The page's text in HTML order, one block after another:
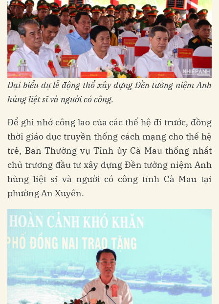
Đại biểu dự lễđộng thổ xây dựng Đền tưởng niệm Anh
hùng liệt sĩ và người có công.
Để ghi nhớ công lao của các thế hệ đi trước, đồng
thời giáo dục truyền thống cách mạng cho thế hệ
trẻ, Ban Thường vụ Tỉnh ủy Cà Mau thống nhất
chủ trương đầu tư xây dựng Đền tưởng niệm Anh
hùng liệt sĩ và người có công tỉnh Cà Mau tại
phường An Xuyên.